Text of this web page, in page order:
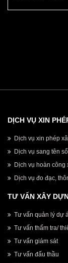
DỊCH VỤ XIN
Dịch vụ xin phép
Dịch vụ sang tên
Dịch vụ hoàn công
Dịch vụ đo đạc,
TƯ VẤN XÂY
Tư vấn quản lý dự
Tư vấn thẩm tra/
Tư vấn giám sát
Tư vấn đấu thầu